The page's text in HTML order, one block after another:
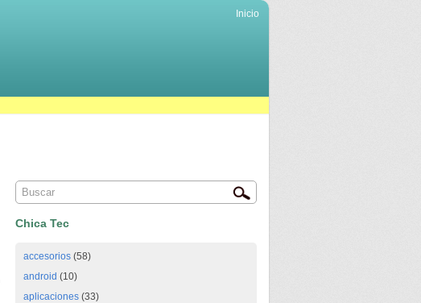
Inicio
Chica Tec
accesorios(58)
android (10)
aplicaciones(33)